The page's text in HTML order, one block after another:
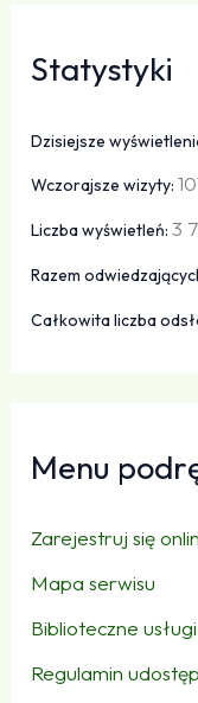
Statystyki
Dzisiejsze
Wczorajsze wizyty:
Liczba wyświetleń:3
Razem
Całkowita liczba
Menu
Zarejestruj się
Mapa serwisu
Biblioteczne
Regulamin